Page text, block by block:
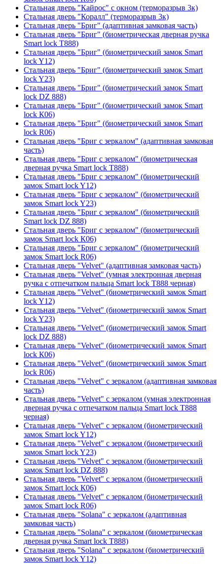
Стальная дверь "Кайрос" с окном (терморазрыв 3к)
Стальная дверь "Коралл" (терморазрыв 3к)
Стальная дверь "Бриг" (адаптивная замковая часть)
Стальная дверь "Бриг" (биометрическая дверная ручка
Smart lock T888)
Стальная дверь "Бриг" (биометрический замок Smart
lock Y12)
Стальная дверь "Бриг" (биометрический замок Smart
lock Y23)
Стальная дверь "Бриг" (биометрический замок Smart
lock DZ 888)
Стальная дверь "Бриг" (биометрический замок Smart
lock К06)
Стальная дверь "Бриг" (биометрический замок Smart
lock R06)
Стальная дверь "Бриг с зеркалом" (адаптивная замковая
часть)
Стальная дверь "Бриг с зеркалом" (биометрическая
дверная ручка Smart lock T888)
Стальная дверь "Бриг с зеркалом" (биометрический
замок Smart lock Y12)
Стальная дверь "Бриг с зеркалом" (биометрический
замок Smart lock Y23)
Стальная дверь "Бриг с зеркалом" (биометрический
Smart lock DZ 888)
Стальная дверь "Бриг с зеркалом" (биометрический
замок Smart lock К06)
Стальная дверь "Бриг с зеркалом" (биометрический
замок Smart lock R06)
Стальная дверь "Velvet" (адаптивная замковая часть)
Стальная дверь "Velvet" (умная электронная дверная
ручка с отпечатком пальца Smart lock T888 черная)
Стальная дверь "Velvet" (биометрический замок Smart
lock Y12)
Стальная дверь "Velvet" (биометрический замок Smart
lock Y23)
Стальная дверь "Velvet" (биометрический замок Smart
lock DZ 888)
Стальная дверь "Velvet" (биометрический замок Smart
lock К06)
Стальная дверь "Velvet" (биометрический замок Smart
lock R06)
Стальная дверь "Velvet" с зеркалом (адаптивная замковая
часть)
Стальная дверь "Velvet" с зеркалом (умная электронная
дверная ручка с отпечатком пальца Smart lock T888
черная)
Стальная дверь "Velvet" с зеркалом (биометрический
замок Smart lock Y12)
Стальная дверь "Velvet" с зеркалом (биометрический
замок Smart lock Y23)
Стальная дверь "Velvet" с зеркалом (биометрический
замок Smart lock DZ 888)
Стальная дверь "Velvet" с зеркалом (биометрический
замок Smart lock К06)
Стальная дверь "Velvet" с зеркалом (биометрический
замок Smart lock R06)
Стальная дверь "Solana" с зеркалом (адаптивная
замковая часть)
Стальная дверь "Solana" с зеркалом (биометрическая
дверная ручка Smart lock T888)
Стальная дверь "Solana" с зеркалом (биометрический
замок Smart lock Y12)